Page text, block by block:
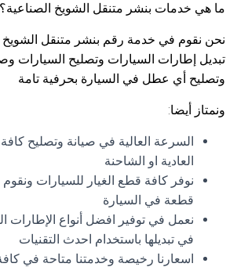
ما هي خدمات بنشر متنقل الشويخ الصناعية؟
نحن نقوم في خدمة رقم بنشر متنقل
تبديل إطارات السيارات وتصليح السيارات
وتصليح أي عطل في السيارة بحرفية تامة
ونمتاز أيضا:
السرعة العالية في صيانة وتصليح كافة
العادية او الشاحنة
نوفر كافة قطع الغيار للسيارات
قطعة في السيارة
نعمل في توفير افضل أنواع الإطارات
في تبديلها باستخدام احدث التقنيات
اسعارنا رخيصة وخدمتنا متاحة في